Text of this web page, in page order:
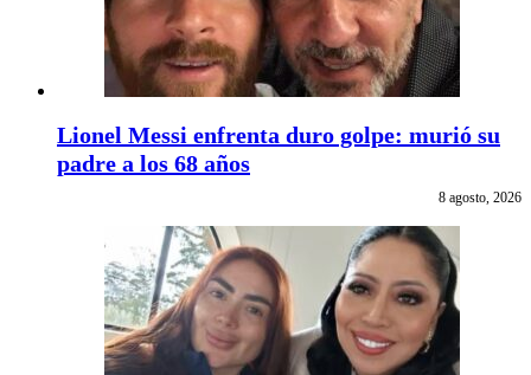
Lionel Messi enfrenta duro golpe: murió su
padre a los 68 años
8 agosto, 2026